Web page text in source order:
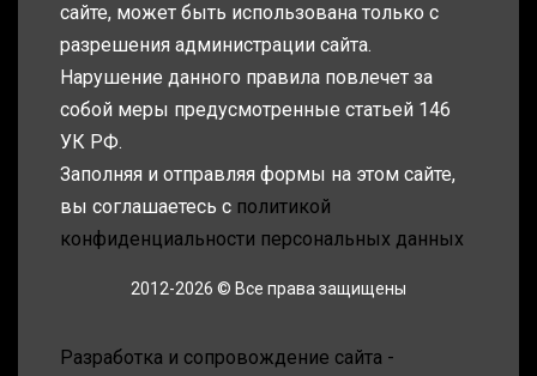
сайте, может быть использована только с
разрешения администрации сайта.
Нарушение данного правила повлечет за
собой меры предусмотренные статьей 146
УК РФ.
Заполняя и отправляя формы на этом сайте,
вы соглашаетесь с политикой
конфиденциальности персональных данных
2012-2026 © Все права защищены
Разработка и сопровождение сайта -